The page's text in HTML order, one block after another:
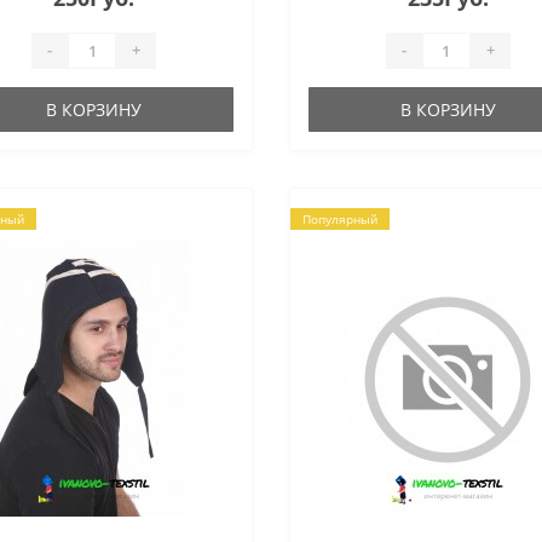
- +
В КОРЗИНУ
- +
В КОРЗИНУ
Популярный